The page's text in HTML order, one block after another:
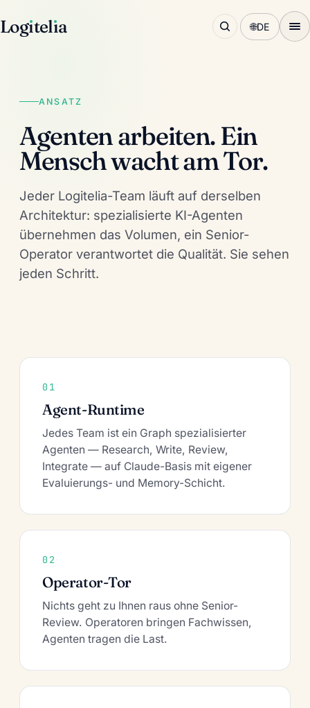
Logıtelıa 🌐DE
ANSATZ
Agenten arbeiten. Ein
Mensch wacht am Tor.
Jeder Logitelia-Team läuft auf derselben
Architektur: spezialisierte KI-Agenten
übernehmen das Volumen, ein Senior-
Operator verantwortet die Qualität. Sie sehen
jeden Schritt.
01
Agent-Runtime
Jedes Team ist ein Graph spezialisierter
Agenten — Research, Write, Review,
Integrate — auf Claude-Basis mit eigener
Evaluierungs- und Memory-Schicht.
02
Operator-Tor
Nichts geht zu Ihnen raus ohne Senior-
Review. Operatoren bringen Fachwissen,
Agenten tragen die Last.